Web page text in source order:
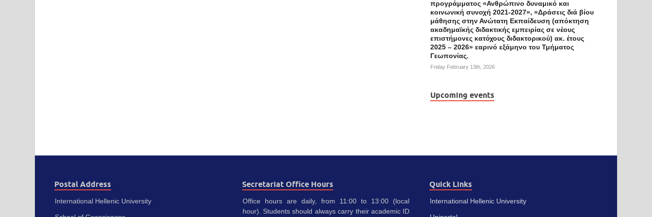
προγράμματος «Ανθρώπινο δυναμικό και
κοινωνική συνοχή 2021-2027», «Δράσεις διά βίου
μάθησης στην Ανώτατη Εκπαίδευση (απόκτηση
ακαδημαϊκής διδακτικής εμπειρίας σε νέους
επιστήμονες κατόχους διδακτορικού) ακ. έτους
2025 – 2026» εαρινό εξάμηνο του Τμήματος
Γεωπονίας.
Friday February 13th, 2026
Upcoming events
Postal Address
International Hellenic University
Secretariat Office Hours
Office hours are daily, from 11:00 to 13:00 (local
hour). Students should always carry their academic ID
Quick Links
International Hellenic University